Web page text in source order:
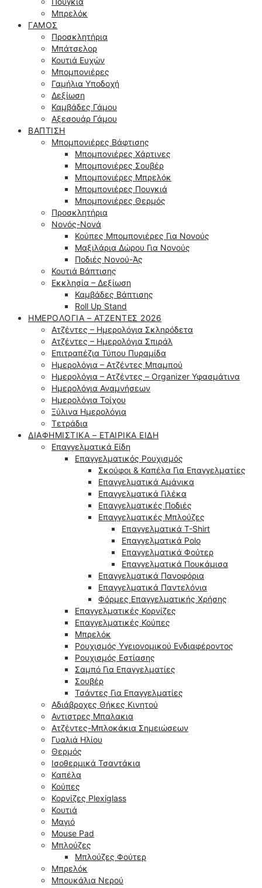
Μπρελόκ
ΓΆΜΟΣ
Προσκλητήρια
Μπάτσελορ
Κουτιά Ευχών
Μπομπονιέρες
Γαμήλια Υποδοχή
Δεξίωση
Καμβάδες Γάμου
Αξεσουάρ Γάμου
ΒΆΠΤΙΣΗ
Μπομπονιέρες Βάφτισης
Μπομπονιέρες Χάρτινες
Μπομπονιέρες Σουβέρ
Μπομπονιέρες Μπρελόκ
Μπομπονιέρες Πουγκιά
Μπομπονιέρες Θερμός
Προσκλητήρια
Νονός-Νονά
Κούπες Μπομπονιέρες Για Νονούς
Μαξιλάρια Δώρου Για Νονούς
Ποδιές Νονού-Άς
Κουτιά Βάπτισης
Εκκλησία – Δεξίωση
Καμβάδες Βάπτισης
Roll Up Stand
ΗΜΕΡΟΛΌΓΙΑ – ΑΤΖΈΝΤΕΣ 2026
Ατζέντες – Ημερολόγια Σκληρόδετα
Ατζέντες – Ημερολόγια Σπιράλ
Επιτραπέζια Τύπου Πυραμίδα
Ημερολόγια – Ατζέντες Μπαμπού
Ημερολόγια – Ατζέντες – Organizer Υφασμάτινα
Ημερολόγια Αναμνήσεων
Ημερολόγια Τοίχου
Ξύλινα Ημερολόγια
Τετράδια
ΔΙΑΦΗΜΙΣΤΙΚΆ – ΕΤΑΙΡΙΚΆ ΕΊΔΗ
Επαγγελματικά Είδη
Επαγγελματικός Ρουχισμός
Σκούφοι & Καπέλα Για Επαγγελματίες
Επαγγελματικά Αμάνικα
Επαγγελματικά Γιλέκα
Επαγγελματικές Ποδιές
Επαγγελματικές Μπλούζες
Επαγγελματικά T-Shirt
Επαγγελματικά Polo
Επαγγελματικά Φούτερ
Επαγγελματικά Πουκάμισα
Επαγγελματικά Πανοφόρια
Επαγγελματικά Παντελόνια
Φόρμες Επαγγελματικής Χρήσης
Επαγγελματικές Κορνίζες
Επαγγελματικές Κούπες
Μπρελόκ
Ρουχισμός Υγειονομικού Ενδιαφέροντος
Ρουχισμός Εστίασης
Σαμπό Για Επαγγελματίες
Σουβέρ
Τσάντες Για Επαγγελματίες
Αδιάβροχες Θήκες Κινητού
Αντιστρες Μπαλακια
Ατζέντες-Μπλοκάκια Σημειώσεων
Γυαλιά Ηλίου
Θερμός
Ισοθερμικά Τσαντάκια
Καπέλα
Κούπες
Κορνίζες Plexiglass
Κουτιά
Μαγιό
Mouse Pad
Μπλούζες
Μπλούζες Φούτερ
Μπρελόκ
Μπουκάλια Νερού